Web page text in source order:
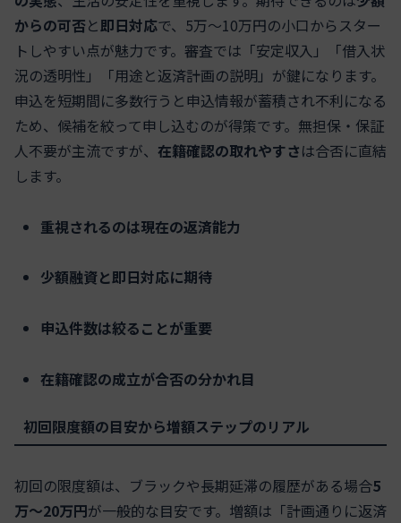
からの可否と即日対応で、5万〜10万円の小口からスター
トしやすい点が魅力です。審査では「安定収入」「借入状
況の透明性」「用途と返済計画の説明」が鍵になります。
申込を短期間に多数行うと申込情報が蓄積され不利になる
ため、候補を絞って申し込むのが得策です。無担保・保証
人不要が主流ですが、 在籍確認の取れやすさは合否に直結
します。
重視されるのは現在の返済能力
少額融資と即日対応に期待
申込件数は絞ることが重要
在籍確認の成立が合否の分かれ目
初回限度額の目安から増額ステップのリアル
初回の限度額は、ブラックや長期延滞の履歴がある場合5
万〜20万円が一般的な目安です。増額は「計画通りに返済